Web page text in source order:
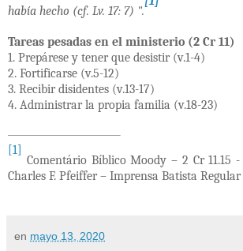
había hecho (cf. Lv. 17: 7) ".
Tareas pesadas en el ministerio (2 Cr 11)
1. Prepárese y tener que desistir (v.1-4)
2. Fortificarse (v.5-12)
3. Recibir disidentes (v.13-17)
4. Administrar la propia familia (v.18-23)
[1]
Comentário Bíblico Moody – 2 Cr 11.15
Charles F. Pfeiffer – Imprensa Batista
en mayo 13, 2020